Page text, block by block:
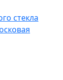
стекла